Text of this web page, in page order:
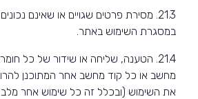
21.3. מסירת פרטים שגויים או שאינם
במסגרת השימוש באתר.
21.4. הטענה, שליחה או שידור של כל
מחשב או כל קוד מחשב אחר המתוכנן
את השימוש (ובכלל זה כל שימוש אחר